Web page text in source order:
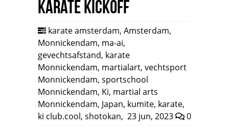
Karate Kickoff
karate amsterdam, Amsterdam,
Monnickendam, ma-ai,
gevechtsafstand, karate
Monnickendam, martialart, vechtsport
Monnickendam, sportschool
Monnickendam, Ki, martial arts
Monnickendam, Japan, kumite, karate,
ki club.cool, shotokan, 23 jun, 2023 0